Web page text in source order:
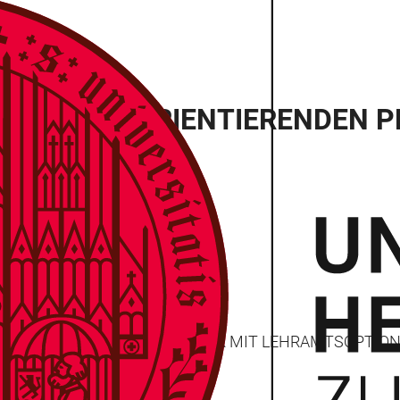
BERUFSORIENTIERENDEN
POLYVALENTEN BACHELOR MIT LEHRAMTSOPTION